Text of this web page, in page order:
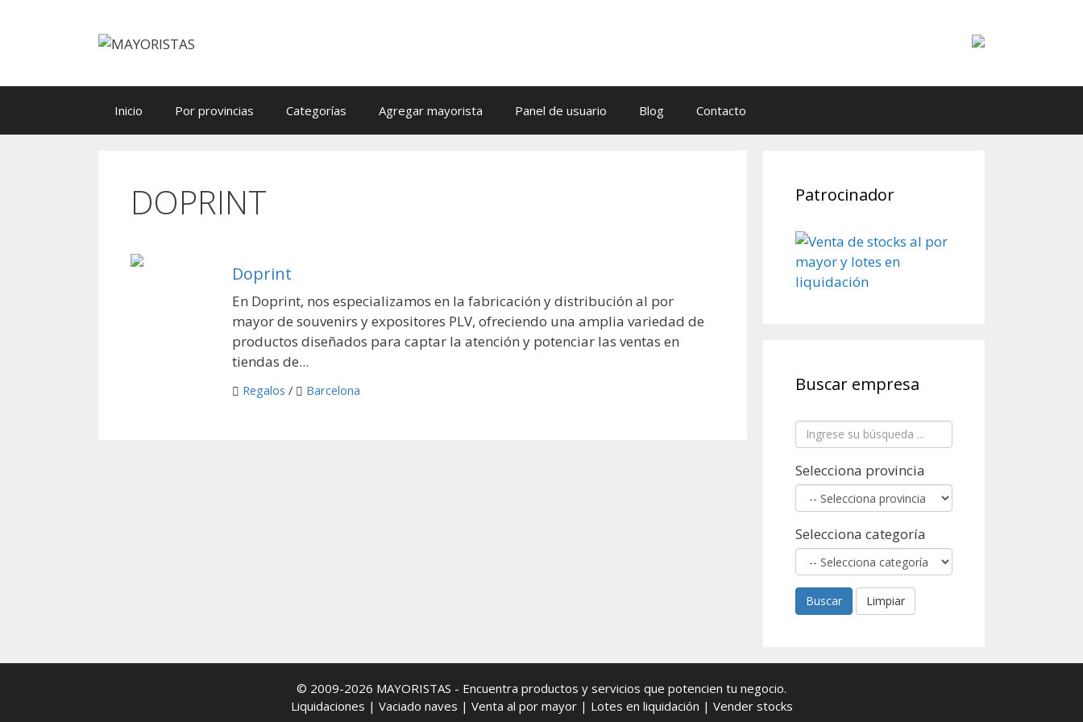
Inicio Por provincias Categorías Agregar mayorista Panel de usuario Blog Contacto
DOPRINT
Doprint
En Doprint, nos especializamos en la fabricación y distribución al por
mayor de souvenirs y expositores PLV, ofreciendo una amplia variedad de
productos diseñados para captar la atención y potenciar las ventas en
tiendas de...
Regalos / Barcelona
Patrocinador
Buscar empresa
Selecciona provincia
Selecciona categoría
Buscar Limpiar
© 2009-2026 MAYORISTAS - Encuentra productos y servicios que potencien tu negocio.
Liquidaciones | Vaciado naves | Venta al por mayor| Lotes en liquidación | Vender stocks